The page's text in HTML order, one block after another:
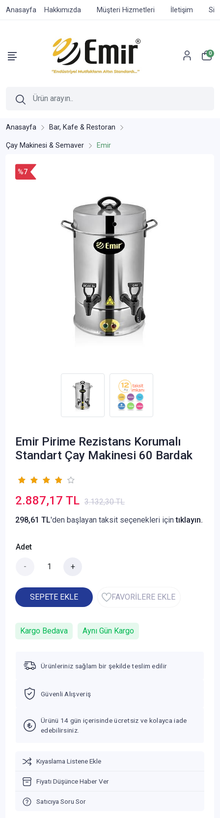
Anasayfa Hakkımızda Müşteri Hizmetleri İletişim
0
Anasayfa Bar, Kafe & Restoran
Çay Makinesi & Semaver Emir
%7
Emir Pirime Rezistans Korumalı
Standart Çay Makinesi 60 Bardak
2.887,17 TL 3.132,30 TL
298,61 TL'den başlayan taksit seçenekleri içintıklayın.
Adet
- +
SEPETE EKLE FAVORİLERE EKLE
Kargo Bedava Aynı Gün Kargo
Ürünleriniz sağlam bir şekilde teslim edilir
Güvenli Alışveriş
Ürünü 14 gün içerisinde ücretsiz ve kolayca iade
edebilirsiniz.
Kıyaslama Listene Ekle
Fiyatı Düşünce Haber Ver
Satıcıya Soru Sor